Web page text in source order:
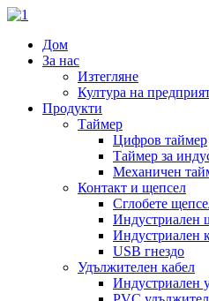
Дом
За нас
Изтегляне
Култура на
Продукти
Таймер
Цифров таймер
Таймер за
Механичен
Контакт и щепсел
Сглобете
Индустриален
Индустриален
USB гнездо
Удължителен кабел
Индустриален